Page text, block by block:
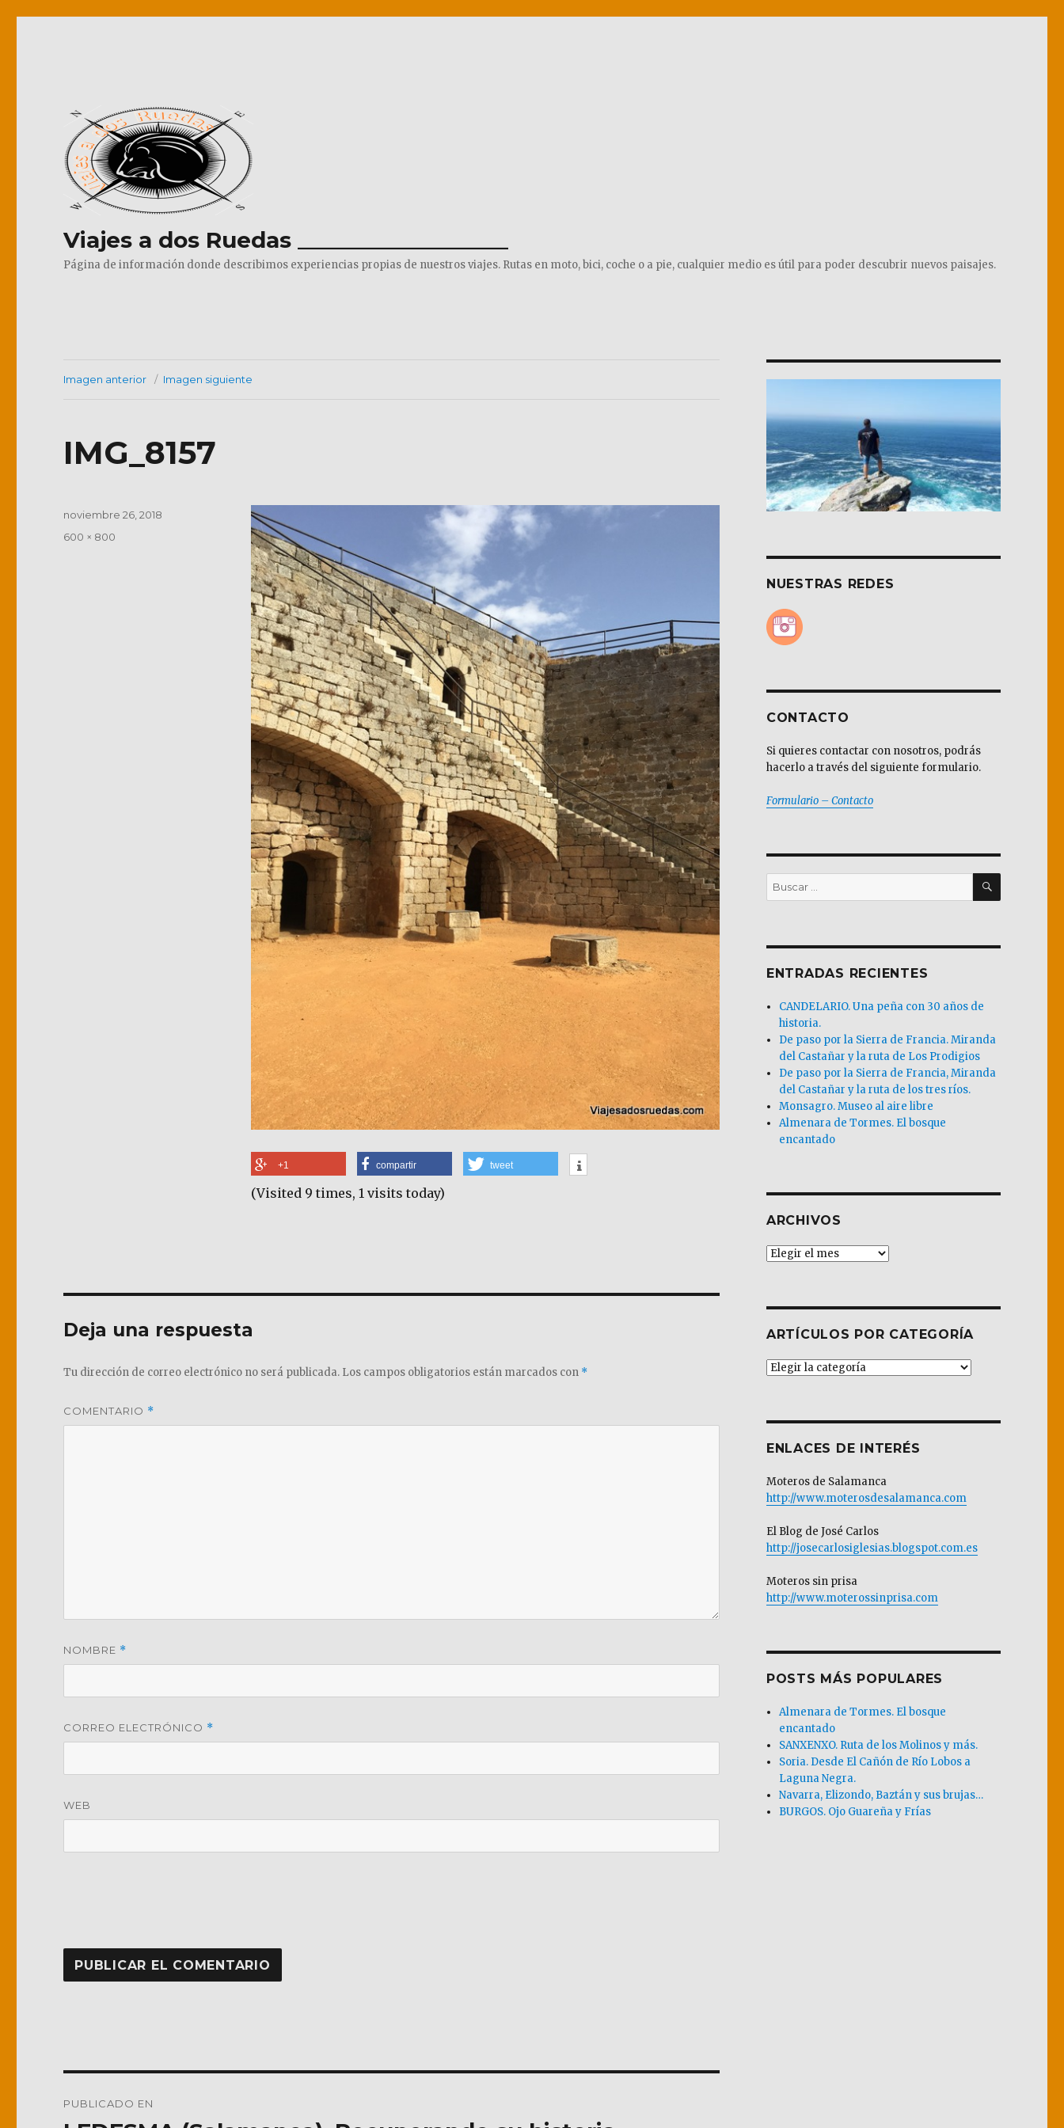
Viajes a dos Ruedas ___________________
Página de información donde describimos experiencias propias de nuestros viajes. Rutas en moto, bici, coche o a pie, cualquier medio es útil para poder descubrir nuevos paisajes.
Imagen anterior Imagen siguiente
IMG_8157
+1 compartir tweet
(Visited 9 times, 1 visits today)
Publicado
noviembre 26, 2018
Tamaño
600 × 800
Deja una respuesta
Tu dirección de correo electrónico no será publicada. Los campos obligatorios están marcados con *
COMENTARIO *
NOMBRE *
CORREO ELECTRÓNICO *
WEB
de
PUBLICADO EN
NUESTRAS REDES
CONTACTO
Si quieres contactar con nosotros, podrás
hacerlo a través del siguiente formulario.
Formulario – Contacto
Buscar
por:
BUSCAR
ENTRADAS RECIENTES
CANDELARIO. Una peña con 30 años de
historia.
De paso por la Sierra de Francia. Miranda
del Castañar y la ruta de Los Prodigios
De paso por la Sierra de Francia, Miranda
del Castañar y la ruta de los tres ríos.
Monsagro. Museo al aire libre
Almenara de Tormes. El bosque
encantado
ARCHIVOS
Archivos
ARTÍCULOS POR CATEGORÍA
Artículos
ENLACES DE INTERÉS
Moteros de Salamanca
http://www.moterosdesalamanca.com
El Blog de José Carlos
http://josecarlosiglesias.blogspot.com.es
Moteros sin prisa
http://www.moterossinprisa.com
POSTS MÁS POPULARES
Almenara de Tormes. El bosque
encantado
SANXENXO. Ruta de los Molinos y más.
Soria. Desde El Cañón de Río Lobos a
Laguna Negra.
Navarra, Elizondo, Baztán y sus brujas…
BURGOS. Ojo Guareña y Frías